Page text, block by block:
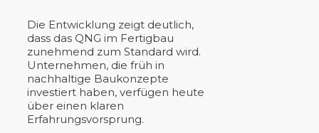
Die Entwicklung zeigt deutlich,
dass das QNG im Fertigbau
zunehmend zum Standard wird.
Unternehmen, die früh in
nachhaltige Baukonzepte
investiert haben, verfügen heute
über einen klaren
Erfahrungsvorsprung.